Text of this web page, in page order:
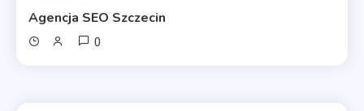
Agencja SEO Szczecin
0